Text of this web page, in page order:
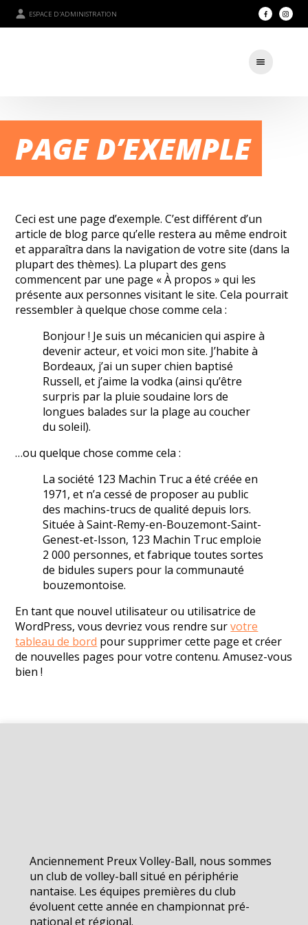
ESPACE D'ADMINISTRATION
PAGE D’EXEMPLE
Ceci est une page d’exemple. C’est différent d’un
article de blog parce qu’elle restera au même endroit
et apparaîtra dans la navigation de votre site (dans la
plupart des thèmes). La plupart des gens
commencent par une page « À propos » qui les
présente aux personnes visitant le site. Cela pourrait
ressembler à quelque chose comme cela :
Bonjour ! Je suis un mécanicien qui aspire à
devenir acteur, et voici mon site. J’habite à
Bordeaux, j’ai un super chien baptisé
Russell, et j’aime la vodka (ainsi qu’être
surpris par la pluie soudaine lors de
longues balades sur la plage au coucher
du soleil).
…ou quelque chose comme cela :
La société 123 Machin Truc a été créée en
1971, et n’a cessé de proposer au public
des machins-trucs de qualité depuis lors.
Située à Saint-Remy-en-Bouzemont-Saint-
Genest-et-Isson, 123 Machin Truc emploie
2 000 personnes, et fabrique toutes sortes
de bidules supers pour la communauté
bouzemontoise.
En tant que nouvel utilisateur ou utilisatrice de
WordPress, vous devriez vous rendre survotre
tableau de bord pour supprimer cette page et créer
de nouvelles pages pour votre contenu. Amusez-vous
bien !
Anciennement Preux Volley-Ball, nous sommes
un club de volley-ball situé en périphérie
nantaise. Les équipes premières du club
évoluent cette année en championnat pré-
national et régional.